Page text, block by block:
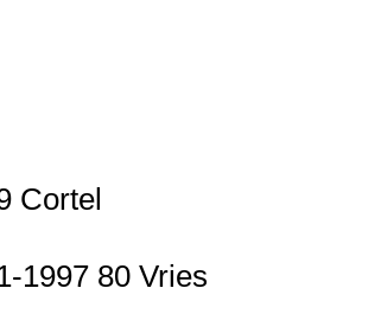
Cortel
1997 80 Vries